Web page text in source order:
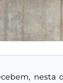
nesta